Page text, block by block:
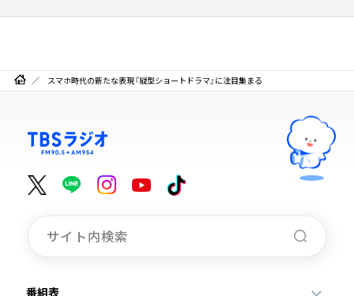
スマホ時代の新たな表現『縦型ショートドラマ』に注目集まる
番組表